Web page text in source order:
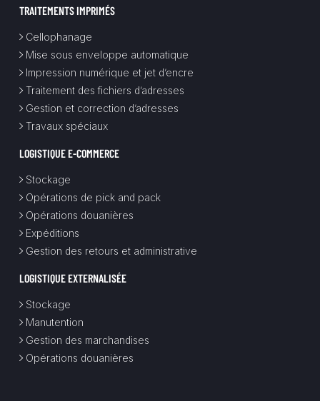
TRAITEMENTS IMPRIMÉS
Cellophanage
Mise sous enveloppe automatique
Impression numérique et jet d’encre
Traitement des fichiers d’adresses
Gestion et correction d’adresses
Travaux spéciaux
LOGISTIQUE E-COMMERCE
Stockage
Opérations de pick and pack
Opérations douanières
Expéditions
Gestion des retours et administrative
LOGISTIQUE EXTERNALISÉE
Stockage
Manutention
Gestion des marchandises
Opérations douanières